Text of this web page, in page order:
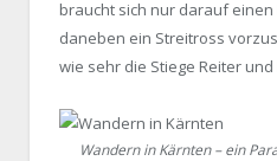
braucht sich nur darauf einen
daneben ein Streitross
wie sehr die Stiege Reiter
Wandern in Kärnten – ein